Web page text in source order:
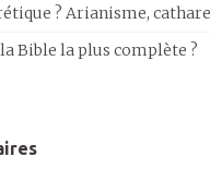
? Arianisme,
Bible la plus complète ?